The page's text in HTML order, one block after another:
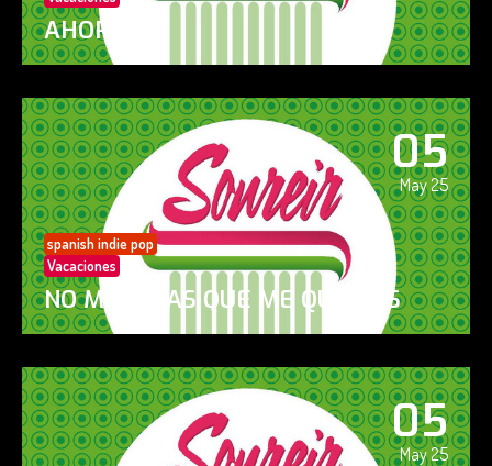
AHORA SÍ!
05
May 25
spanish indie pop
Vacaciones
NO ME DIGAS QUE ME QUIERES
05
May 25